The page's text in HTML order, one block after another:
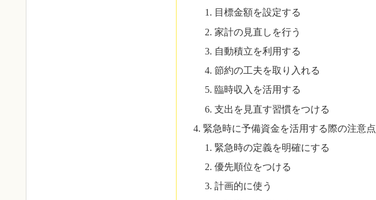
目標金額を設定する
家計の見直しを行う
自動積立を利用する
節約の工夫を取り入れる
臨時収入を活用する
支出を見直す習慣をつける
緊急時に予備資金を活用する際の注意点
緊急時の定義を明確にする
優先順位をつける
計画的に使う